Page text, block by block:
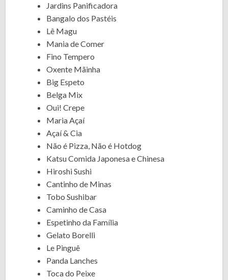
Jardins Panificadora
Bangalo dos Pastéis
Lê Magu
Mania de Comer
Fino Tempero
Oxente Mãinha
Big Espeto
Belga Mix
Oui! Crepe
Maria Açaí
Açaí & Cia
Não é Pizza, Não é Hotdog
Katsu Comida Japonesa e Chinesa
Hiroshi Sushi
Cantinho de Minas
Tobo Sushibar
Caminho de Casa
Espetinho da Família
Gelato Borelli
Le Pinguê
Panda Lanches
Toca do Peixe